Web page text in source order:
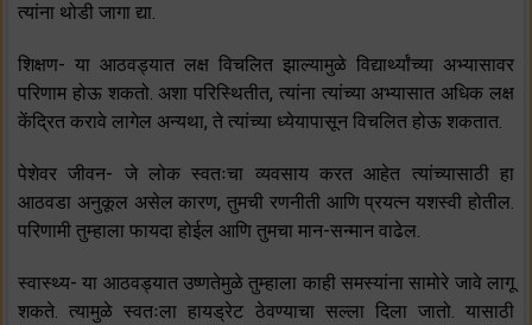
त्यांना थोडी जागा द्या.
शिक्षण- या आठवड्यात लक्ष विचलित झाल्यामुळे विद्यार्थ्यांच्या अभ्यासावर
परिणाम होऊ शकतो. अशा परिस्थितीत, त्यांना त्यांच्या अभ्यासात अधिक लक्ष
केंद्रित करावे लागेल अन्यथा, ते त्यांच्या ध्येयापासून विचलित होऊ शकतात.
पेशेवर जीवन- जे लोक स्वतःचा व्यवसाय करत आहेत त्यांच्यासाठी हा
आठवडा अनुकूल असेल कारण, तुमची रणनीती आणि प्रयत्न यशस्वी होतील.
परिणामी तुम्हाला फायदा होईल आणि तुमचा मान-सन्मान वाढेल.
स्वास्थ्य- या आठवड्यात उष्णतेमुळे तुम्हाला काही समस्यांना सामोरे जावे लागू
शकते. त्यामुळे स्वतःला हायड्रेट ठेवण्याचा सल्ला दिला जातो. यासाठी